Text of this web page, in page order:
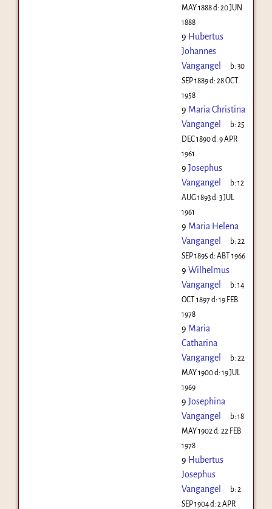
MAY 1888d: 20 JUN
1888
9 Hubertus
Johannes
Vangangel
b:30
SEP 1889d: 28 OCT
1958
9 Maria Christina
Vangangel
b:25
DEC 1890d: 9 APR
1961
9 Josephus
Vangangel
b:12
AUG 1893d: 3 JUL
1961
9 Maria Helena
Vangangel
b:22
SEP 1895 d: ABT 1966
9 Wilhelmus
Vangangel
b:14
OCT 1897d: 19 FEB
1978
9 Maria
Catharina
Vangangel
b:22
MAY 1900d: 19 JUL
1969
9 Josephina
Vangangel
b:18
MAY 1902 d: 22 FEB
1978
9 Hubertus
Josephus
Vangangel
b:2
SEP 1904d: 2 APR